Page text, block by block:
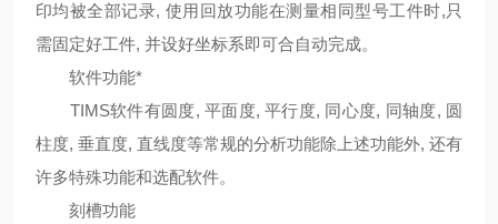
印均被全部记录, 使用回放功能在测量相同型号工件时,只
需固定好工件, 并设好坐标系即可合自动完成。
软件功能*
TIMS软件有圆度, 平面度, 平行度, 同心度, 同轴度, 圆
柱度, 垂直度, 直线度等常规的分析功能除上述功能外, 还有
许多特殊功能和选配软件。
刻槽功能